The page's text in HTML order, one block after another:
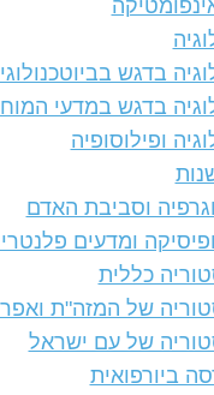
בדגש
בדגש במדעי המוח
ופילוסופיה
וסביבת האדם
ומדעים
כללית
של המזה"ת
של עם ישראל
ביורפואית